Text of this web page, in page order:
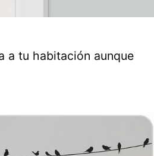
a tu habitación aunque